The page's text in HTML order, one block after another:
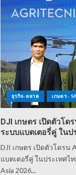
ธุรกิจ-ตลาด เกษตร -
DJI เกษตร เปิดตัวโด
ระบบแบตเตอรี่คู่ ในป
DJI เกษตร เปิดตัวโดรน
แบตเตอรี่คู่ ในประเทศไ
Asia 2026...